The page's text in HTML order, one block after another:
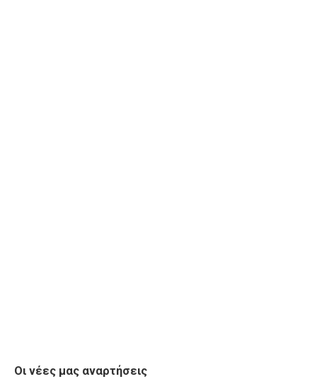
Οι νέες μας αναρτήσεις